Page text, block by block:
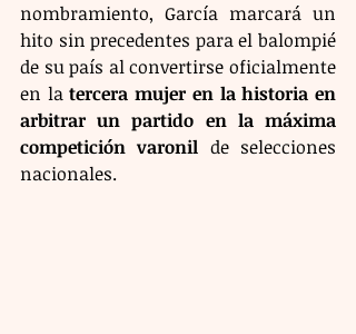
nombramiento, García marcará un
hito sin precedentes para el balompié
de su país al convertirse oficialmente
en la tercera mujer en la historia en
arbitrar un partido en la máxima
competición varonil de selecciones
nacionales.